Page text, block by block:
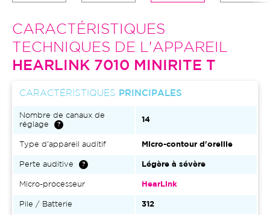
CARACTÉRISTIQUES
TECHNIQUES DE L'APPAREIL
HEARLINK 7010 MINIRITE T
CARACTÉRISTIQUES PRINCIPALES
Nombre de canaux de
réglage
14
Type d'appareil auditif Micro-contour d'oreille
Perte auditive Légère à sévère
Micro-processeur HearLink
Pile / Batterie 312